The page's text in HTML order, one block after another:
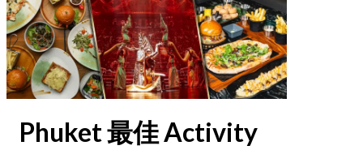
Phuket 最佳 Activity